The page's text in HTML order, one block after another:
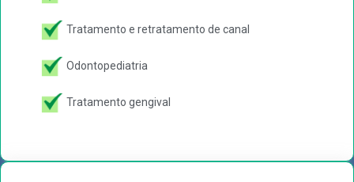
Tratamento e retratamento de canal
Odontopediatria
Tratamento gengival